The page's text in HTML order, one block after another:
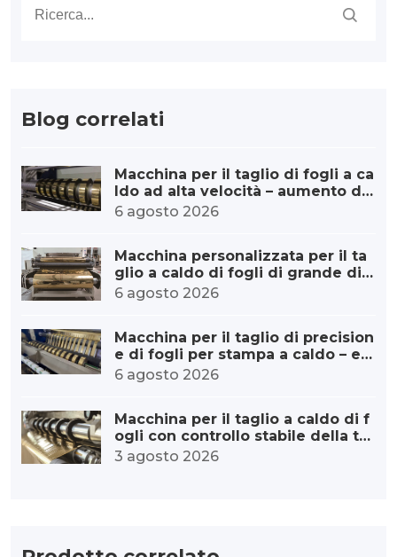
Blog correlati
Macchina per il taglio di fogli a ca
ldo ad alta velocità – aumento di
capacità
6 agosto 2026
Macchina personalizzata per il ta
glio a caldo di fogli di grande dia
metro per stampa a caldo.
6 agosto 2026
Macchina per il taglio di precision
e di fogli per stampa a caldo – err
ore minimo
6 agosto 2026
Macchina per il taglio a caldo di f
ogli con controllo stabile della te
nsione: dalla tensione precisa alla
3 agosto 2026